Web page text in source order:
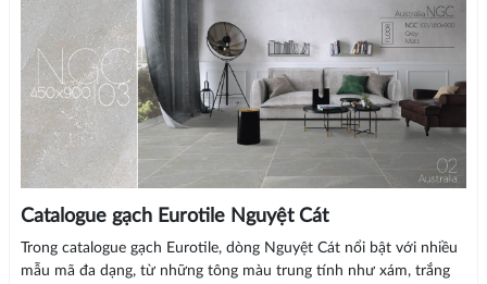
Catalogue gạch Eurotile Nguyệt Cát
Trong catalogue gạch Eurotile, dòng Nguyệt Cát nổi bật với nhiều
mẫu mã đa dạng, từ những tông màu trung tính như xám, trắng